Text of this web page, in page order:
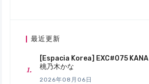
最近更新
[Espacia Korea] EXC#075 KANA
桃乃木かな
2026年08月06日